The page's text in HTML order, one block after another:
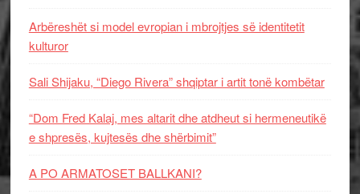
Arbëreshët si model evropian i mbrojtjes së identitetit
kulturor
Sali Shijaku, “Diego Rivera” shqiptar i artit tonë kombëtar
“Dom Fred Kalaj, mes altarit dhe atdheut si hermeneutikë
e shpresës, kujtesës dhe shërbimit”
A PO ARMATOSET BALLKANI?